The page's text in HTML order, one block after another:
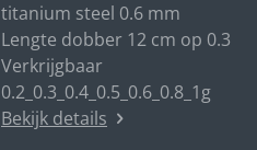
titanium steel 0.6 mm
Lengte dobber 12 cm op 0.3
Verkrijgbaar
0.2_0.3_0.4_0.5_0.6_0.8_1g
Bekijk details